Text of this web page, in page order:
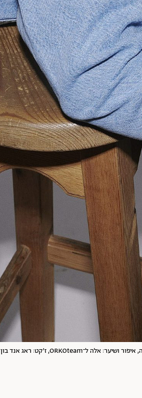
"הייתי כזאת שמנסה לא להפריע", עינת בן משה | צילום: שי פרנקו, סטיילינג: עינת בן משה, איפור ושיער: אלה ל־ORKOteam, ז'קט: ראג אנד בון